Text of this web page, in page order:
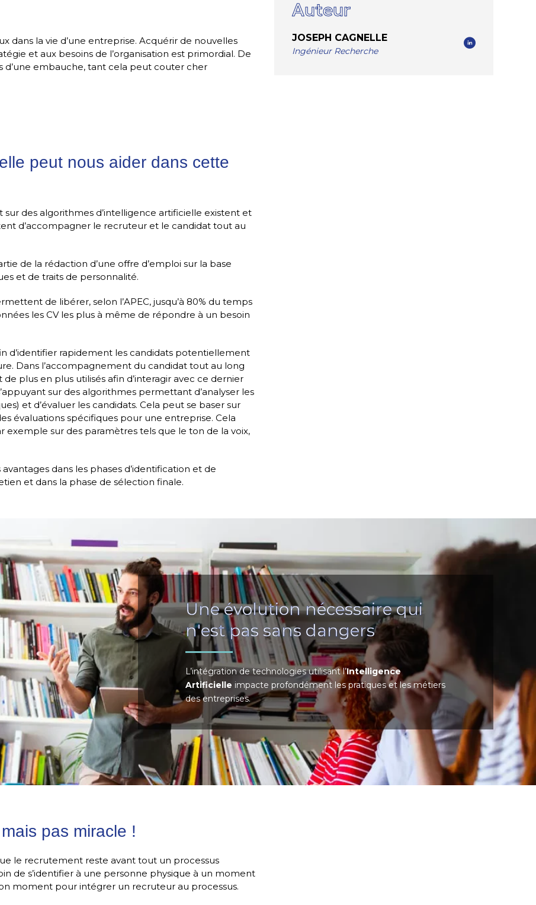
dans la vie d’une entreprise. Acquérir de nouvelles
et aux besoins de l’organisation est primordial. De
d’une embauche, tant cela peut couter cher
peut nous aider dans cette
des algorithmes d’intelligence artificielle existent et
d’accompagner le recruteur et le candidat tout au
de la rédaction d’une offre d’emploi sur la base
et de traits de personnalité.
de libérer, selon l’APEC, jusqu’à 80% du temps
les CV les plus à même de répondre à un besoin
d’identifier rapidement les candidats potentiellement
Dans l’accompagnement du candidat tout au long
plus en plus utilisés afin d’interagir avec ce dernier
sur des algorithmes permettant d’analyser les
et d’évaluer les candidats. Cela peut se baser sur
évaluations spécifiques pour une entreprise. Cela
sur des paramètres tels que le ton de la voix,
dans les phases d’identification et de
et dans la phase de sélection finale.
Auteur
JOSEPH CAGNELLE
Ingénieur Recherche
Une évolution nécessaire qui
n'est pas sans dangers
L’intégration de technologies utilisant l’Intelligence
Artificielle impacte profondément les pratiques et les métiers
des entreprises.
pas miracle !
le recrutement reste avant tout un processus
de s’identifier à une personne physique à un moment
moment pour intégrer un recruteur au processus.